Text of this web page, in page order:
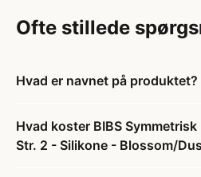
Ofte stillede
Hvad er navnet på produktet?
Hvad koster BIBS
Str. 2 - Silikone - Blossom/